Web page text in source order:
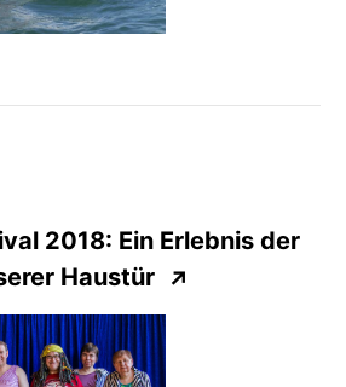
2018: Ein Erlebnis der
Haustür ↗